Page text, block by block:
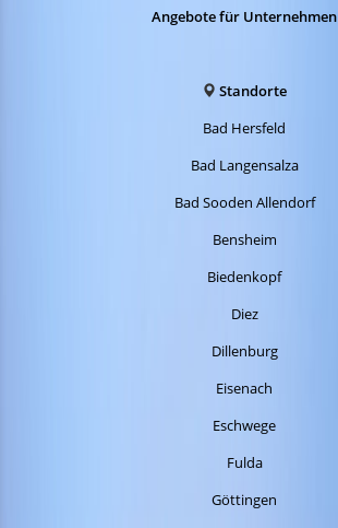
Angebote für Unternehmen
Standorte
Bad Hersfeld
Bad Langensalza
Bad Sooden Allendorf
Bensheim
Biedenkopf
Diez
Dillenburg
Eisenach
Eschwege
Fulda
Göttingen